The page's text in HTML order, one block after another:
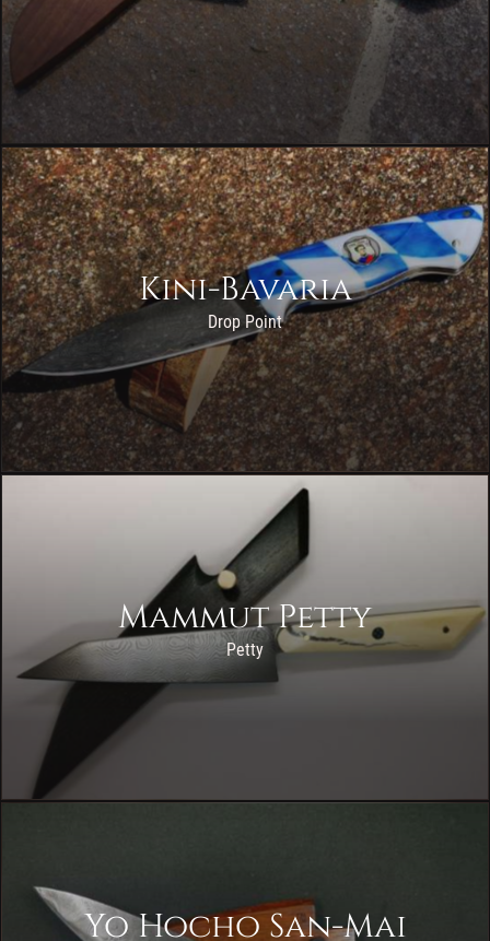
Kini-Bavaria
Drop Point
Mammut Petty
Petty
Yo Hocho San-Mai